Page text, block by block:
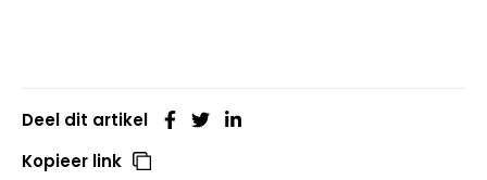
Deel dit artikel
Kopieer link